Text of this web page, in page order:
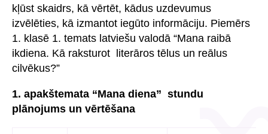
kļūst skaidrs, kā vērtēt, kādus uzdevumus
izvēlēties, kā izmantot iegūto informāciju. Piemērs
1. klasē 1. temats latviešu valodā “Mana raibā
ikdiena. Kā raksturot literāros tēlus un reālus
cilvēkus?”
1. apakštemata “Mana diena” stundu
plānojums un vērtēšana